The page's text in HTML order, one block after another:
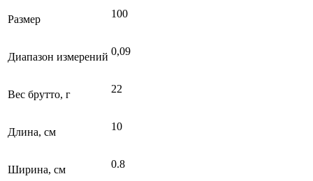
Размер 100
Диапазон измерений 0,09
Вес брутто, г 22
Длина, см 10
Ширина, см 0.8